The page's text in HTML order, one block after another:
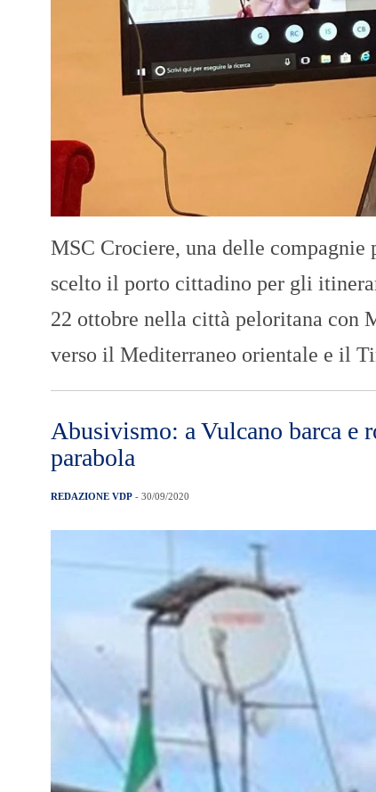
MSC Crociere, una delle
scelto il porto cittadino per gli
22 ottobre nella città peloritana con
verso il Mediterraneo orientale e il
Abusivismo: a Vulcano barca e
parabola
REDAZIONE VDP - 30/09/2020